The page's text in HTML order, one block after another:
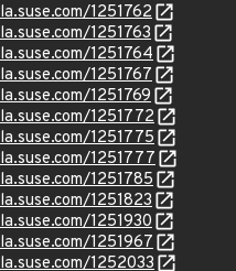
1251762
1251763
1251764
1251767
1251769
1251772
1251775
1251777
1251785
1251823
1251930
1251967
1252033